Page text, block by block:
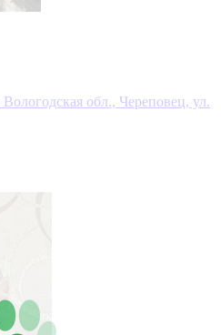
Вологодская обл., Череповец, ул.